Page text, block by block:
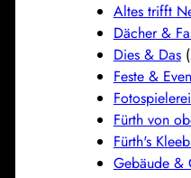
Altes trifft
Dächer &
Dies & Das
Feste &
Fürth von
Fürth's
Gebäude &